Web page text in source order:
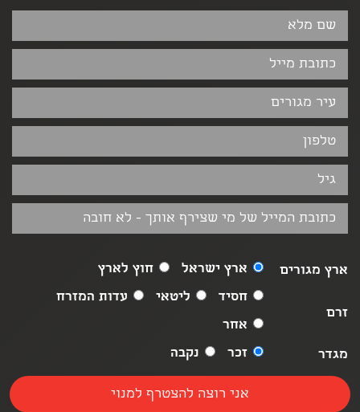
ארץ מגורים ארץ ישראל חוץ לארץ
זרם
חסיד ליטאי
עדות המזרח
אחר
מגדר
זכר נקבה